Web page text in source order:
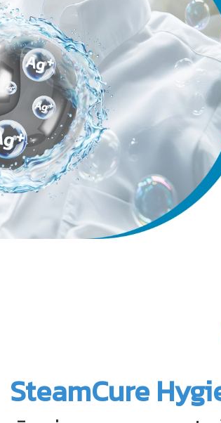
SteamCure